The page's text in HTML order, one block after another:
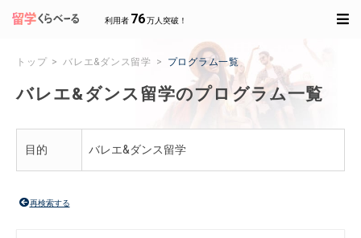
利用者 76万人突破！
トップ バレエ&ダンス留学 プログラム一覧
バレエ&ダンス留学のプログラム一覧
目的 バレエ&ダンス留学
再検索する